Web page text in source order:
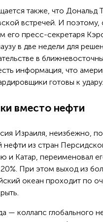
также, что Дональд
встречей. И поэтому,
его пресс-секретаря
в две недели для
в
информация, что
готовы к удару.
вместо нефти
Израиля, неизбежно,
нефти из стран
и Катар, переименовал
При этом выход из
океан проходит по
— коллапс глобального